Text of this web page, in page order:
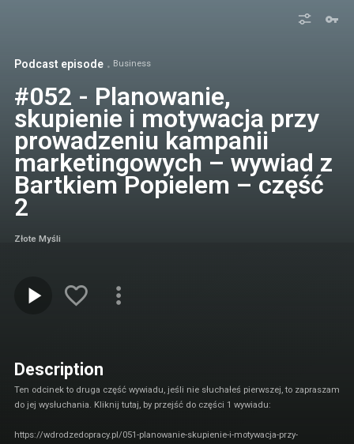
Podcast episode Business
#052 - Planowanie,
skupienie i motywacja przy
prowadzeniu kampanii
marketingowych – wywiad z
Bartkiem Popielem – część
2
Złote Myśli
Description
Ten odcinek to druga część wywiadu, jeśli nie słuchałeś pierwszej, to zapraszam
do jej wysłuchania. Kliknij tutaj, by przejść do części 1 wywiadu:
https://wdrodzedopracy.pl/051-planowanie-skupienie-i-motywacja-przy-